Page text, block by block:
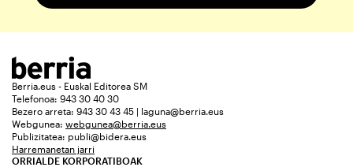
Berria.eus - Euskal Editorea SM
Telefonoa: 943 30 40 30
Bezero arreta: 943 30 43 45 | laguna@berria.eus
Webgunea: webgunea@berria.eus
Publizitatea: publi@bidera.eus
Harremanetan jarri
ORRIALDE KORPORATIBOAK